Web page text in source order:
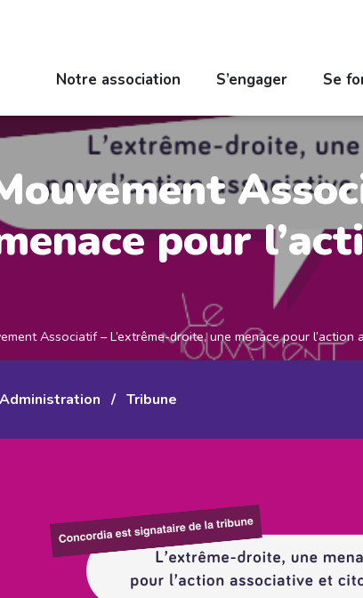
Notre association S’engager Se
pour
Associatif – L’extrême-droite, une menace pour
/ Tribune